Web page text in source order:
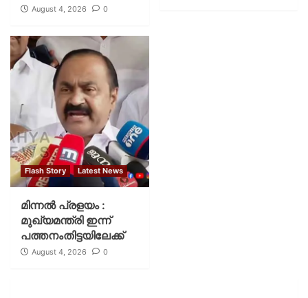
August 4, 2026 0
Flash Story Latest News
മിന്നല്‍ പ്രളയം :
മുഖ്യമന്ത്രി ഇന്ന്
പത്തനംതിട്ടയിലേക്ക്
August 4, 2026 0